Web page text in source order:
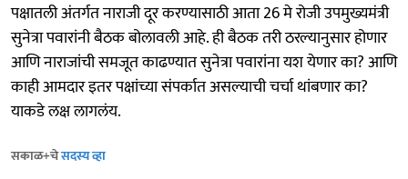
पक्षातली अंतर्गत नाराजी दूर करण्यासाठी आता 26 मे रोजी उपमुख्यमंत्री
सुनेत्रा पवारांनी बैठक बोलावली आहे. ही बैठक तरी ठरल्यानुसार होणार
आणि नाराजांची समजूत काढण्यात सुनेत्रा पवारांना यश येणार का? आणि
काही आमदार इतर पक्षांच्या संपर्कात असल्याची चर्चा थांबणार का?
याकडे लक्ष लागलंय.
सकाळ+चेसदस्य व्हा